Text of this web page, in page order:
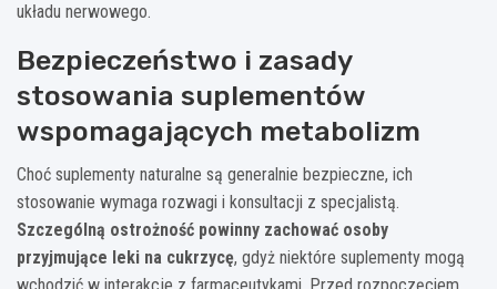
układu nerwowego.
Bezpieczeństwo i zasady
stosowania suplementów
wspomagających metabolizm
Choć suplementy naturalne są generalnie bezpieczne, ich
stosowanie wymaga rozwagi i konsultacji z specjalistą.
Szczególną ostrożność powinny zachować osoby
przyjmujące leki na cukrzycę, gdyż niektóre suplementy mogą